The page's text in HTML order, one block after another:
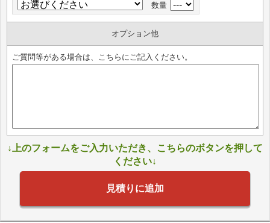
数量
オプション他
ご質問等がある場合は、こちらにご記入ください。
↓上のフォームをご入力いただき、こちらのボタンを押して
ください↓
見積りに追加